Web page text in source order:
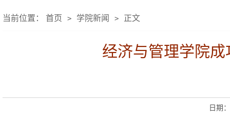
当前位置： 首页 > 学院新闻 > 正文
经济与管理学院
日期